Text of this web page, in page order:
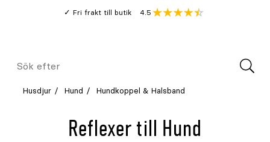
Fri frakt till butik
Genomsnitt
4.5
Meny
Sök
Husdjur Hund Hundkoppel & Halsband
Reflexer till Hund